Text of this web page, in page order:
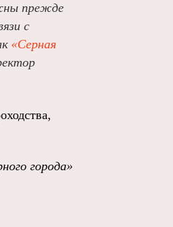
прежде
с
«Серная
города»